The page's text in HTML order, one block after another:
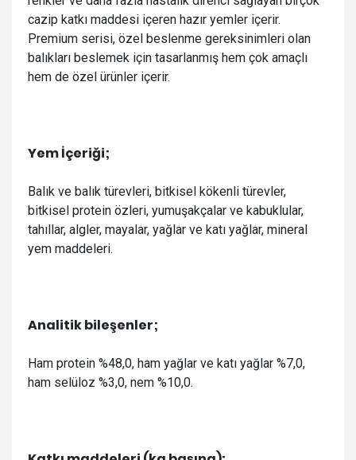
cazip katkı maddesi içeren hazır yemler içerir.
Premium serisi, özel beslenme gereksinimleri olan
balıkları beslemek için tasarlanmış hem çok amaçlı
hem de özel ürünler içerir.
Yem İçeriği;
Balık ve balık türevleri, bitkisel kökenli türevler,
bitkisel protein özleri, yumuşakçalar ve kabuklular,
tahıllar, algler, mayalar, yağlar ve katı yağlar, mineral
yem maddeleri.
Analitik bileşenler;
Ham protein %48,0, ham yağlar ve katı yağlar %7,0,
ham selüloz %3,0, nem %10,0.